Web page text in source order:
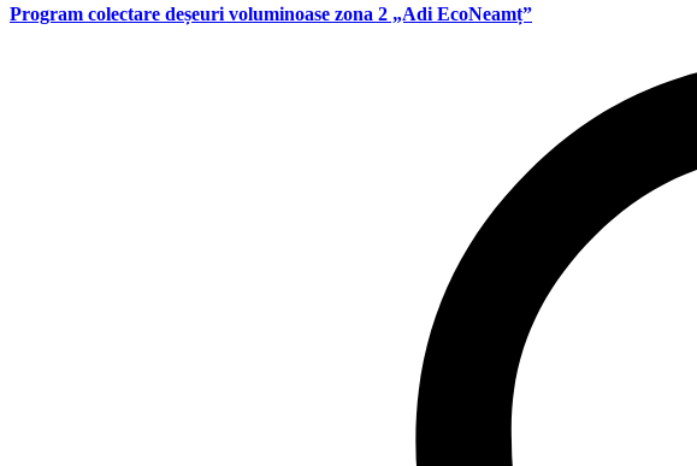
Program colectare deșeuri voluminoase zona 2 „Adi EcoNeamț”